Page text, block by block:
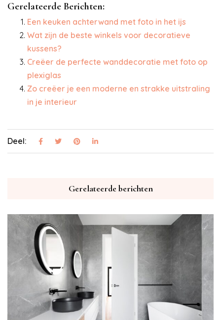
Gerelateerde Berichten:
Een keuken achterwand met foto in het ijs
Wat zijn de beste winkels voor decoratieve
kussens?
Creëer de perfecte wanddecoratie met foto op
plexiglas
Zo creëer je een moderne en strakke uitstraling
in je interieur
Deel:
Gerelateerde berichten